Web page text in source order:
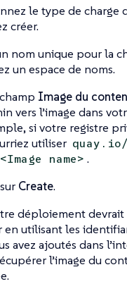
le type de charge
créer.
nom unique pour la
un espace de noms.
Image du
vers l’image dans
si votre registre
utiliser
name> .
Create.
déploiement devrait
en utilisant les
avez ajoutés dans
l’image du